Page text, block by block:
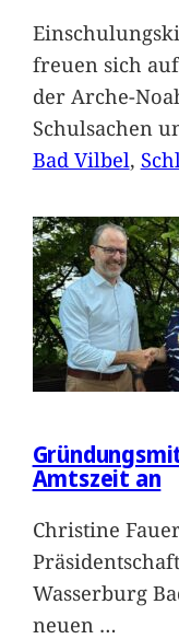
freuen sich
der Arche-
Schulsachen
Bad Vilbel,
Amtszeit an
Christine
Wasserburg
neuen …